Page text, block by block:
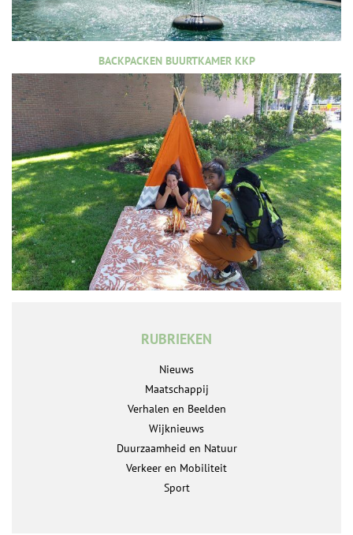
BACKPACKEN BUURTKAMER KKP
RUBRIEKEN
Nieuws
Maatschappij
Verhalen en Beelden
Wijknieuws
Duurzaamheid en Natuur
Verkeer en Mobiliteit
Sport